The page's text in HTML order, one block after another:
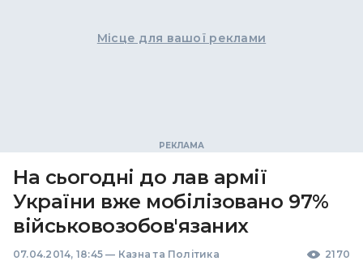
Місце для вашої реклами
На сьогодні до лав армії
України вже мобілізовано 97%
військовозобов'язаних
07.04.2014, 18:45 — Казна та Політика 2170